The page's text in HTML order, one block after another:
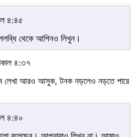
৪:৪৫
থেকে আপিনও লিখুন।
৪:৩৭
লেখা আরও আসুক, টনক নড়লেও নড়তে পারে
৪:৪০